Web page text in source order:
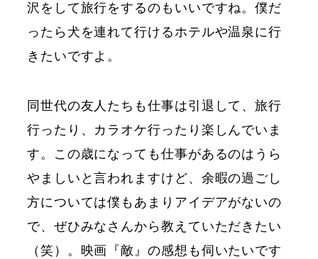
沢をして旅行をするのもいいですね。僕だ
ったら犬を連れて行けるホテルや温泉に行
きたいですよ。
同世代の友人たちも仕事は引退して、旅行
行ったり、カラオケ行ったり楽しんでいま
す。この歳になっても仕事があるのはうら
やましいと言われますけど、余暇の過ごし
方については僕もあまりアイデアがないの
で、ぜひみなさんから教えていただきたい
（笑）。映画『敵』の感想も伺いたいです